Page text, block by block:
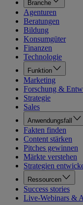
Branche
Agenturen
Beratungen
Bildung
Konsumgüter
Finanzen
Technologie
Funktion
Marketing
Forschung &
Strategie
Sales
Anwendungsfall
Fakten finden
Content stärken
Pitches gewinnen
Märkte verstehen
Strategien
Ressourcen
Success stories
Live-Webinars &